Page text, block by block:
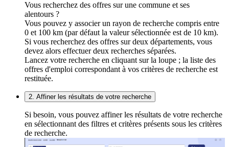
Vous recherchez des offres sur une commune et ses
alentours ?
Vous pouvez y associer un rayon de recherche compris entre
0 et 100 km (par défaut la valeur sélectionnée est de 10 km).
Si vous recherchez des offres sur deux départements, vous
devez alors effectuer deux recherches séparées.
Lancez votre recherche en cliquant sur la loupe ; la liste des
offres d'emploi correspondant à vos critères de recherche est
restituée.
2. Affiner les résultats de votre recherche
Si besoin, vous pouvez affiner les résultats de votre recherche
en sélectionnant des filtres et critères présents sous les critères
de recherche.